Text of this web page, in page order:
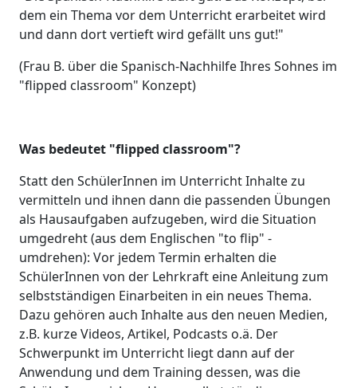
dem ein Thema vor dem Unterricht erarbeitet wird
und dann dort vertieft wird gefällt uns gut!"
(Frau B. über die Spanisch-Nachhilfe Ihres Sohnes im
"flipped classroom" Konzept)
Was bedeutet "flipped classroom"?
Statt den SchülerInnen im Unterricht Inhalte zu
vermitteln und ihnen dann die passenden Übungen
als Hausaufgaben aufzugeben, wird die Situation
umgedreht (aus dem Englischen "to flip" -
umdrehen): Vor jedem Termin erhalten die
SchülerInnen von der Lehrkraft eine Anleitung zum
selbstständigen Einarbeiten in ein neues Thema.
Dazu gehören auch Inhalte aus den neuen Medien,
z.B. kurze Videos, Artikel, Podcasts o.ä. Der
Schwerpunkt im Unterricht liegt dann auf der
Anwendung und dem Training dessen, was die